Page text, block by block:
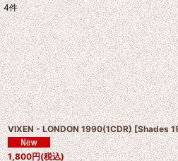
表示数:
並び順:
4件
VIXEN - LONDON 1990(1CDR) [Shades
1,800円(税込)